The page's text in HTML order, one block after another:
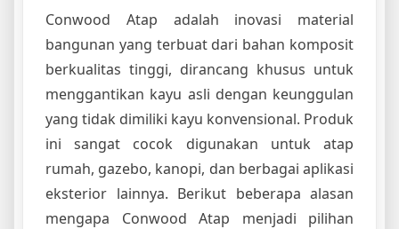
Conwood Atap adalah inovasi material
bangunan yang terbuat dari bahan komposit
berkualitas tinggi, dirancang khusus untuk
menggantikan kayu asli dengan keunggulan
yang tidak dimiliki kayu konvensional. Produk
ini sangat cocok digunakan untuk atap
rumah, gazebo, kanopi, dan berbagai aplikasi
eksterior lainnya. Berikut beberapa alasan
mengapa Conwood Atap menjadi pilihan